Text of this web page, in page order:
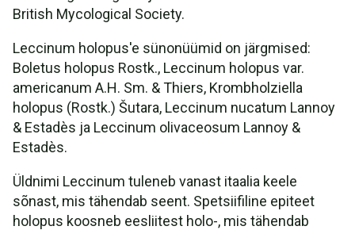
British Mycological Society.
Leccinum holopus'e sünonüümid on järgmised:
Boletus holopus Rostk., Leccinum holopus var.
americanum A.H. Sm. & Thiers, Krombholziella
holopus (Rostk.) Šutara, Leccinum nucatum Lannoy
& Estadès ja Leccinum olivaceosum Lannoy &
Estadès.
Üldnimi Leccinum tuleneb vanast itaalia keele
sõnast, mis tähendab seent. Spetsiifiline epiteet
holopus koosneb eesliitest holo-, mis tähendab